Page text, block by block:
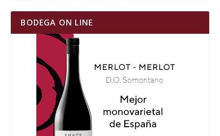
BODEGA ON LINE